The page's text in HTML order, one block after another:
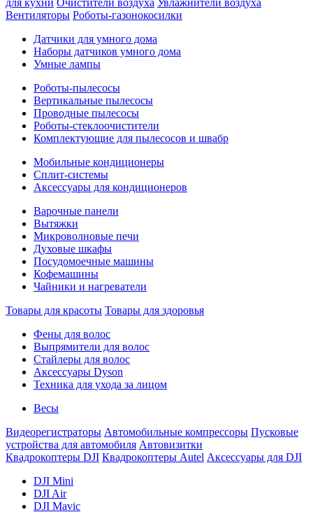
для кухни Очистители воздуха Увлажнители воздуха
Вентиляторы Роботы-газонокосилки
Датчики для умного дома
Наборы датчиков умного дома
Умные лампы
Роботы-пылесосы
Вертикальные пылесосы
Проводные пылесосы
Роботы-стеклоочистители
Комплектующие для пылесосов и швабр
Мобильные кондиционеры
Сплит-системы
Аксессуары для кондиционеров
Варочные панели
Вытяжки
Микроволновые печи
Духовые шкафы
Посудомоечные машины
Кофемашины
Чайники и нагреватели
Товары для красоты Товары для здоровья
Фены для волос
Выпрямители для волос
Стайлеры для волос
Аксессуары Dyson
Техника для ухода за лицом
Весы
Видеорегистраторы Автомобильные компрессоры Пусковые
устройства для автомобиля Автовизитки
Квадрокоптеры DJI Квадрокоптеры Autel Аксессуары для DJI
DJI Mini
DJI Air
DJI Mavic